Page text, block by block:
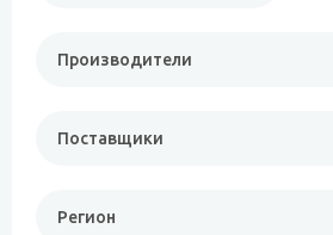
Производители
Поставщики
Регион